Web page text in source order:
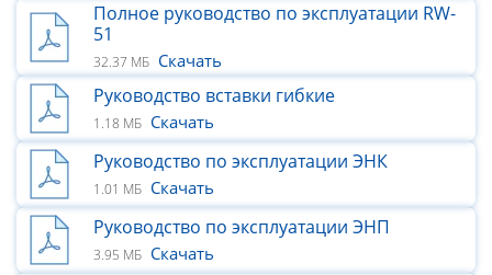
Полное руководство по эксплуатации RW-
51
32.37 МБ Скачать
Руководство вставки гибкие
1.18 МБ Скачать
Руководство по эксплуатации ЭНК
1.01 МБ Скачать
Руководство по эксплуатации ЭНП
3.95 МБ Скачать